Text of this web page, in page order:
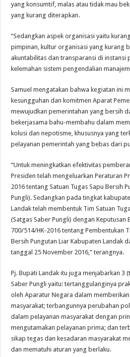
yang konsumtif, malas atau tidak mau
yang kurang diterapkan.
“Sedangkan aspek organisasi yaitu
pimpinan, kultur organisasi yang kurang
akuntabilitas dan transparansi di instansi
kelemahan sistem pengendalian
Samuel mengatakan bahwa kegiatan ini
kesungguhan dan komitmen Aparat
mewujudkan pemerintahan yang bersih
bekerjasama bahu-membahu dalam
kolusi dan nepotisme, khususnya yang
pelayanan pemerintah yang bebas dari
“Untuk meningkatkan efektivitas
Presiden telah mengeluarkan Peraturan
2016 tentang Satuan Tugas Sapu Bersih
Pungli). Sedangkan pada tingkat
Landak telah membentuk Tim Satuan
(Satgas Saber Pungli) dengan Keputusan
700/514/HK-2016 tentang Pembentukan
Bersih Pungutan Liar Kabupaten Landak
tanggal 25 November 2016,” terangnya.
Pj. Bupati Landak itu juga menjabarkan 3
Saber Pungli yaitu: tertanggulanginya
oleh Aparatur Negara dalam
masyarakat; terbangunnya perubahan
dalam pelayanan masyarakat dengan
mengutamakan pelayanan prima; dan
sikap tegas dan kesadaran masyarakat
dan mematuhi aturan yang berlaku.